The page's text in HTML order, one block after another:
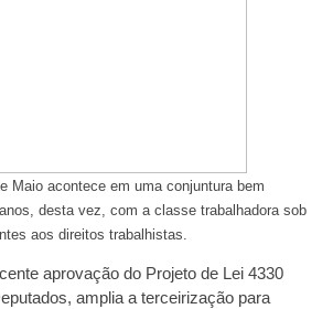
Maio acontece em uma conjuntura bem
desta vez, com a classe trabalhadora sob
aos direitos trabalhistas.
aprovação do Projeto de Lei 4330
amplia a terceirização para